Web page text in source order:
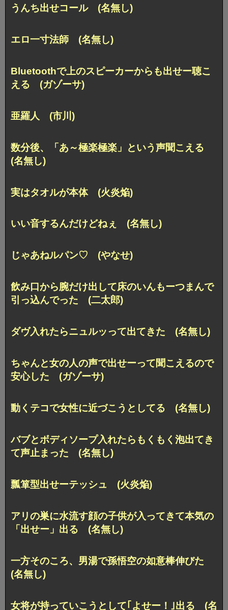
うんち出せコール (名無し)
エロ一寸法師 (名無し)
Bluetoothで上のスピーカーからも出せー聴こ
える (ガゾーサ)
亜羅人 (市川)
数分後、「あ～極楽極楽」という声聞こえる
(名無し)
実はタオルが本体 (火炎焔)
いい音するんだけどねぇ (名無し)
じゃあねルパン♡ (やなせ)
飲み口から腕だけ出して床のいんもーつまんで
引っ込んでった (二太郎)
ダヴ入れたらニュルッって出てきた (名無し)
ちゃんと女の人の声で出せーって聞こえるので
安心した (ガゾーサ)
動くテコで女性に近づこうとしてる (名無し)
バブとボディソープ入れたらもくもく泡出てき
て声止まった (名無し)
瓢箪型出せーテッシュ (火炎焔)
アリの巣に水流す顔の子供が入ってきて本気の
「出せー」出る (名無し)
一方そのころ、男湯で孫悟空の如意棒伸びた
(名無し)
女将が持っていこうとして｢よせー！｣出る (名